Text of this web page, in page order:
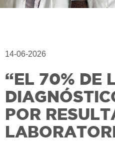
14-06-2026
“EL 70% DE
POR